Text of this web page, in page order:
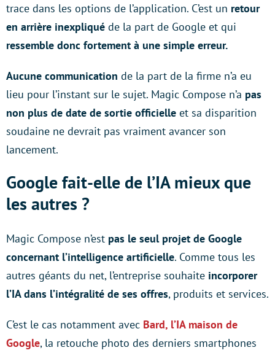
trace dans les options de l’application. C’est un retour
en arrière inexpliqué de la part de Google et qui
ressemble donc fortement à une simple erreur.
Aucune communication de la part de la firme n’a eu
lieu pour l’instant sur le sujet. Magic Compose n’a pas
non plus de date de sortie officielle et sa disparition
soudaine ne devrait pas vraiment avancer son
lancement.
Google fait-elle de l’IA mieux que
les autres ?
Magic Compose n’est pas le seul projet de Google
concernant l’intelligence artificielle. Comme tous les
autres géants du net, l’entreprise souhaite incorporer
l’IA dans l’intégralité de ses offres, produits et services.
C’est le cas notamment avec Bard, l’IA maison de
Google, la retouche photo des derniers smartphones